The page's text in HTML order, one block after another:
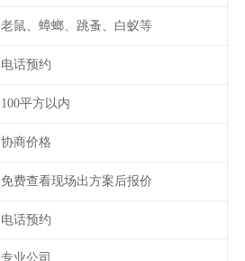
老鼠、蟑螂、跳蚤、白蚁等
电话预约
100平方以内
协商价格
免费查看现场出方案后报价
电话预约
专业公司